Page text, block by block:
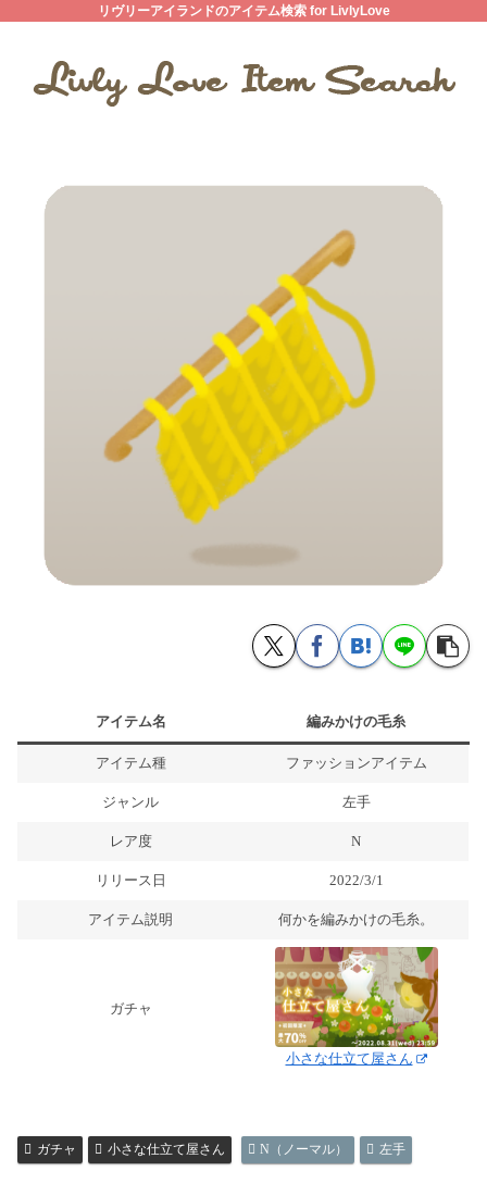
リヴリーアイランドのアイテム検索 for LivlyLove
アイテム名 編みかけの毛糸
アイテム種 ファッションアイテム
ジャンル 左手
レア度 N
リリース日 2022/3/1
アイテム説明 何かを編みかけの毛糸。
ガチャ
小さな仕立て屋さん
ガチャ 小さな仕立て屋さん N（ノーマル） 左手